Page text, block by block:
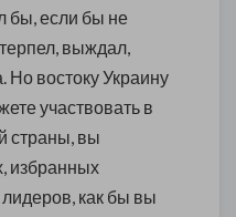
бы, если бы не
выждал,
Но востоку Украину
участвовать в
страны, вы
избранных
как бы вы